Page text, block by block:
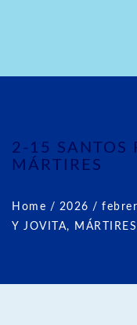
2-15 SANTOS
MÁRTIRES
Home / 2026 /
Y JOVITA, MÁRTIRES